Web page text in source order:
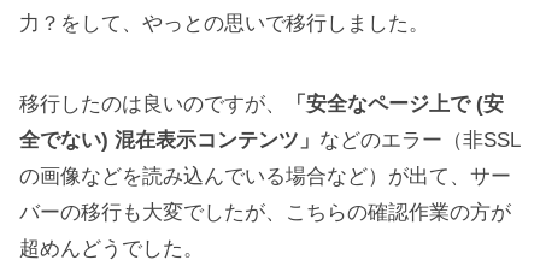
力？をして、やっとの思いで移行しました。
移行したのは良いのですが、
「安全なページ上で (安
全でない) 混在表示コンテンツ」 などのエラー（非SSL
の画像などを読み込んでいる場合など）が出て、サー
バーの移行も大変でしたが、こちらの確認作業の方が
超めんどうでした。